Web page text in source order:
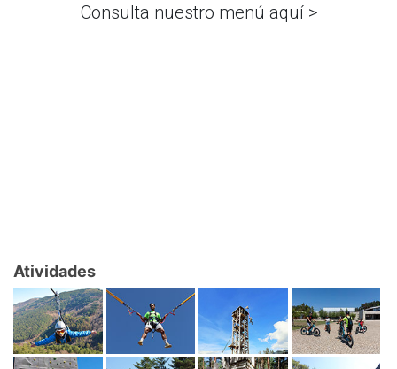
Consulta nuestro menú aquí >
Atividades